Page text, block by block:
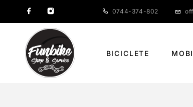
0744-374-802
BICICLETE